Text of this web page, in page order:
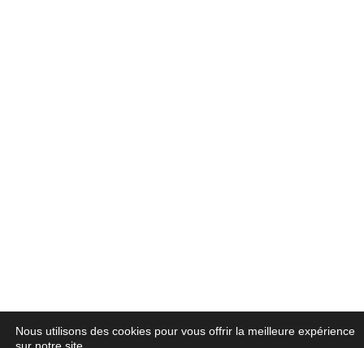
Nous utilisons des cookies pour vous offrir la meilleure expérience